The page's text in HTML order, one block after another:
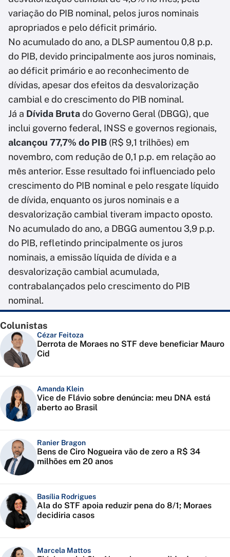
variação do PIB nominal, pelos juros nominais
apropriados e pelo déficit primário.
No acumulado do ano, a DLSP aumentou 0,8 p.p.
do PIB, devido principalmente aos juros nominais,
ao déficit primário e ao reconhecimento de
dívidas, apesar dos efeitos da desvalorização
cambial e do crescimento do PIB nominal.
Já a Dívida Brutado Governo Geral (DBGG), que
inclui governo federal, INSS e governos regionais,
alcançou 77,7% do PIB (R$ 9,1 trilhões) em
novembro, com redução de 0,1 p.p. em relação ao
mês anterior. Esse resultado foi influenciado pelo
crescimento do PIB nominal e pelo resgate líquido
de dívida, enquanto os juros nominais e a
desvalorização cambial tiveram impacto oposto.
No acumulado do ano, a DBGG aumentou 3,9 p.p.
do PIB, refletindo principalmente os juros
nominais, a emissão líquida de dívida e a
desvalorização cambial acumulada,
contrabalançados pelo crescimento do PIB
nominal.
Colunistas
Cézar Feitoza
Derrota de Moraes no STF deve beneficiar Mauro
Cid
Amanda Klein
Vice de Flávio sobre denúncia: meu DNA está
aberto ao Brasil
Ranier Bragon
Bens de Ciro Nogueira vão de zero a R$ 34
milhões em 20 anos
Basília Rodrigues
Ala do STF apoia reduzir pena do 8/1; Moraes
decidiria casos
Marcela Mattos